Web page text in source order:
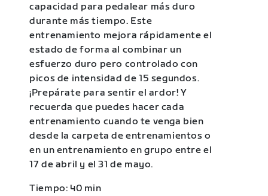
capacidad para pedalear más duro
durante más tiempo. Este
entrenamiento mejora rápidamente el
estado de forma al combinar un
esfuerzo duro pero controlado con
picos de intensidad de 15 segundos.
¡Prepárate para sentir el ardor! Y
recuerda que puedes hacer cada
entrenamiento cuando te venga bien
desde la carpeta de entrenamientos o
en un entrenamiento en grupo entre el
17 de abril y el 31 de mayo.
Tiempo: 40 min